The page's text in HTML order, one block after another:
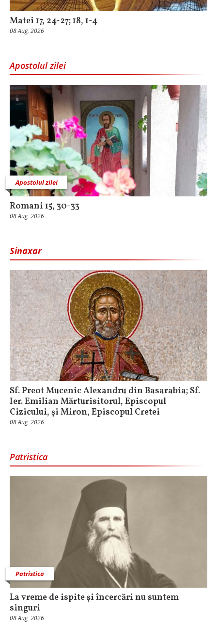
Matei 17, 24-27; 18, 1-4
08 Aug, 2026
Apostolul zilei
Apostolul zilei
Romani 15, 30-33
08 Aug, 2026
Sinaxar
Sf. Preot Mucenic Alexandru din Basarabia; Sf.
Ier. Emilian Mărturisitorul, Episcopul
Cizicului, şi Miron, Episcopul Cretei
08 Aug, 2026
Patristica
Patristica
La vreme de ispite și încercări nu suntem
singuri
08 Aug, 2026